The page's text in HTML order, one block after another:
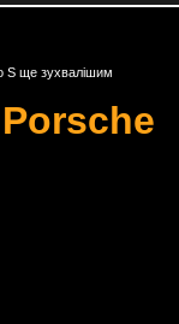
S ще зухвалішим